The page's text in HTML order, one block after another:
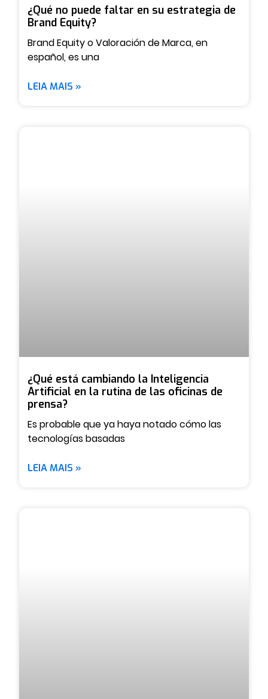
¿Qué no puede faltar en su estrategia de
Brand Equity?
Brand Equity o Valoración de Marca, en
español, es una
LEIA MAIS »
¿Qué está cambiando la Inteligencia
Artificial en la rutina de las oficinas de
prensa?
Es probable que ya haya notado cómo las
tecnologías basadas
LEIA MAIS »